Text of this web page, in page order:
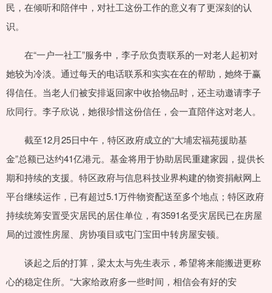
民，在倾听和陪伴中，对社工这份工作的意义有了更深刻的认
识。
在“一户一社工”服务中，李子欣负责联系的一对老人起初对
她较为冷淡。通过每天的电话联系和实实在在的帮助，她终于赢
得信任。当老人们被安排返回家中收拾物品时，还主动邀请李子
欣同行。李子欣说，她很珍惜这份信任，会一直陪伴这对老人。
截至12月25日中午，特区政府成立的“大埔宏福苑援助基
金”总额已达约41亿港元。基金将用于协助居民重建家园，提供长
期和持续的支援。特区政府与信息科技业界构建的物资捐献网上
平台继续运作，已有超过5.1万件物资配送至多个地点；特区政府
持续统筹安置受灾居民的居住单位，有3591名受灾居民已在房屋
局的过渡性房屋、房协项目或屯门宝田中转房屋安顿。
谈起之后的打算，梁太太与先生表示，希望将来能搬进更称
心的稳定住所。“大家给政府多一些时间，相信会有好的安